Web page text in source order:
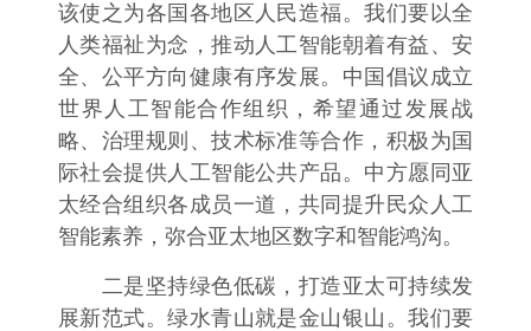
该使之为各国各地区人民造福。我们要以全
人类福祉为念，推动人工智能朝着有益、安
全、公平方向健康有序发展。中国倡议成立
世界人工智能合作组织，希望通过发展战
略、治理规则、技术标准等合作，积极为国
际社会提供人工智能公共产品。中方愿同亚
太经合组织各成员一道，共同提升民众人工
智能素养，弥合亚太地区数字和智能鸿沟。
二是坚持绿色低碳，打造亚太可持续发
展新范式。绿水青山就是金山银山。我们要